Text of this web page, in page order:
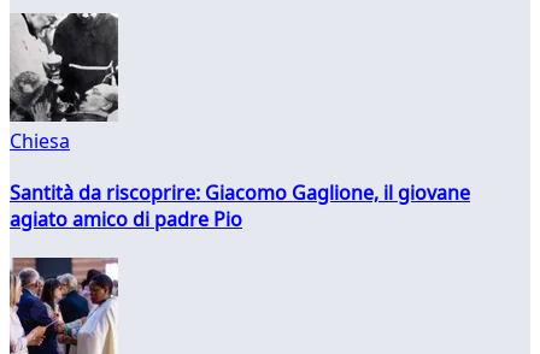
Chiesa
Santità da riscoprire: Giacomo Gaglione, il giovane
agiato amico di padre Pio